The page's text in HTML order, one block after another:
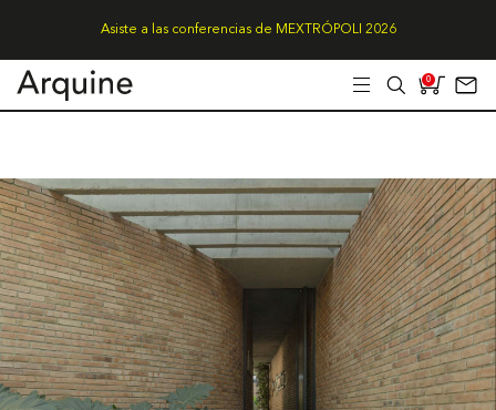
Asiste a las conferencias de MEXTRÓPOLI 2026
0